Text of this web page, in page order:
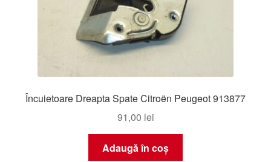
Încuietoare Dreapta Spate Citroën Peugeot 913877
91,00 lei
Adaugă în coș